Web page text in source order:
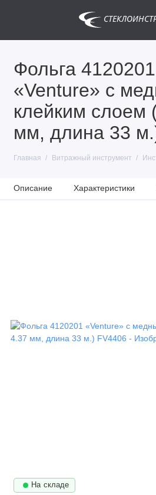
Фольга 4120201
«Venture» с
клейким слоем
мм, длина 33
Главная Витражный инструмент
Описание Характеристики
На складе